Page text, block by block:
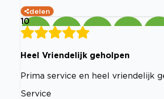
delen
10
Heel Vriendelijk geholpen
Prima service en heel vriendelijk
Service